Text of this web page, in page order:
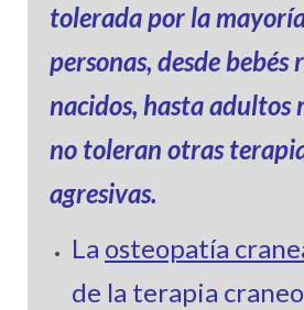
tolerada por la
personas, desde bebés
nacidos, hasta adultos
no toleran otras
agresivas.
La osteopatía
de la terapia